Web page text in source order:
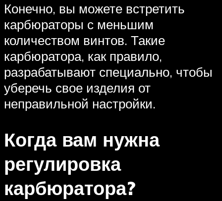
Конечно, вы можете встретить
карбюраторы с меньшим
количеством винтов. Такие
карбюратора, как правило,
разрабатывают специально, чтобы
уберечь свое изделия от
неправильной настройки.
Когда вам нужна
регулировка
карбюратора?